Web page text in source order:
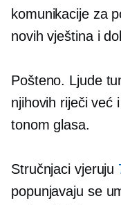
komunikacije za
novih vještina i
Pošteno. Ljude
njihovih riječi već
tonom glasa.
Stručnjaci vjeruju
popunjavaju se